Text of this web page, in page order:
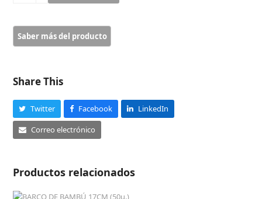
2
DIENTES
8,5
cantidad
Share This
Twitter Facebook
LinkedIn
Correo electrónico
Productos relacionados